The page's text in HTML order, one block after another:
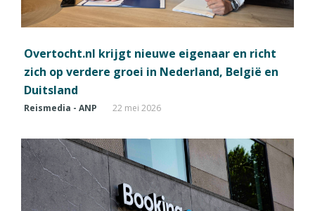
Overtocht.nl krijgt nieuwe eigenaar en richt
zich op verdere groei in Nederland, België en
Duitsland
Reismedia - ANP 22 mei 2026